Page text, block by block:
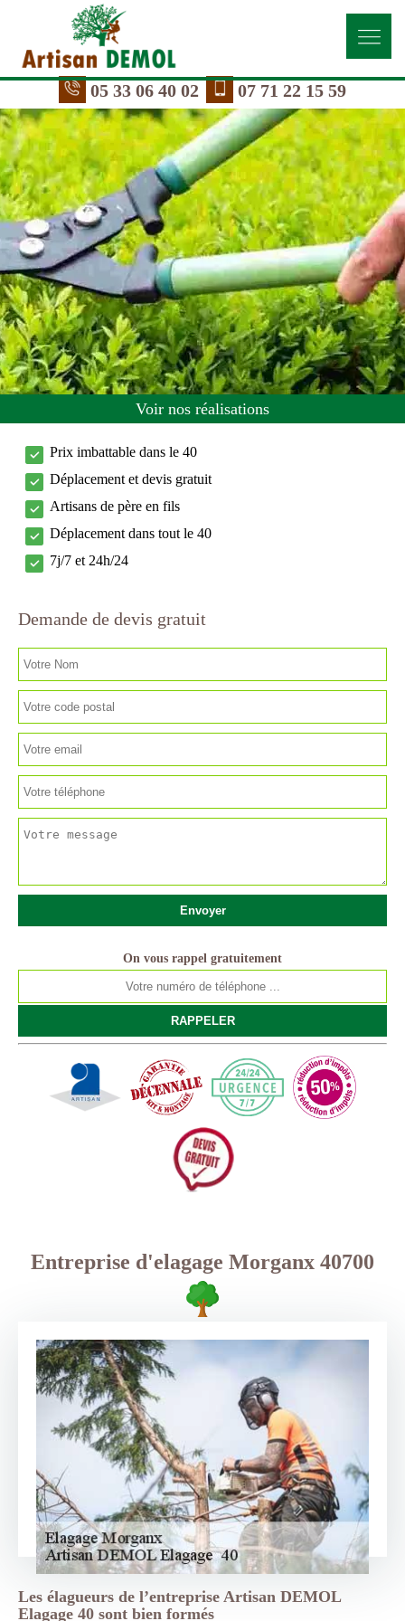
05 33 06 40 02 07 71 22 15 59
Voir nos réalisations
Prix imbattable dans le 40
Déplacement et devis gratuit
Artisans de père en fils
Déplacement dans tout le 40
7j/7 et 24h/24
Demande de devis gratuit
On vous rappel gratuitement
Entreprise d'elagage Morganx 40700
Les élagueurs de l’entreprise Artisan DEMOL
Elagage 40 sont bien formés